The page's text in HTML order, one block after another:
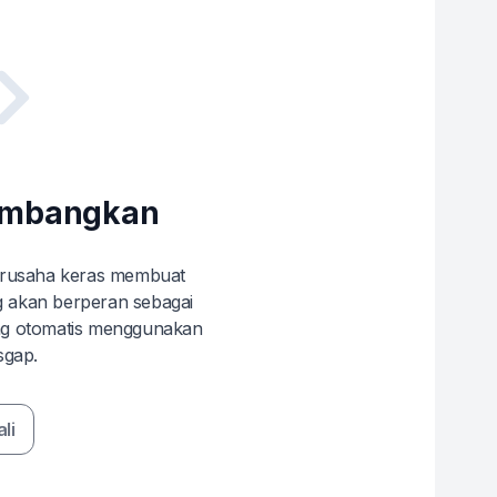
keras membuat
berperan sebagai
otomatis menggunakan